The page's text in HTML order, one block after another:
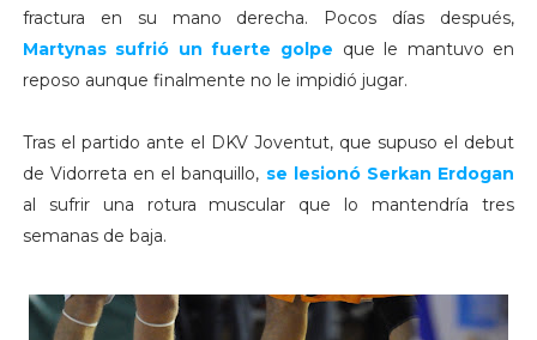
fractura en su mano derecha. Pocos días después,
Martynassufrió un fuerte golpe que le mantuvo en
reposo aunque finalmente no le impidió jugar.
Tras el partido ante el DKV Joventut, que supuso el debut
de Vidorreta en el banquillo, se lesionó Serkan Erdogan
al sufrir una rotura muscular que lo mantendría tres
semanas de baja.